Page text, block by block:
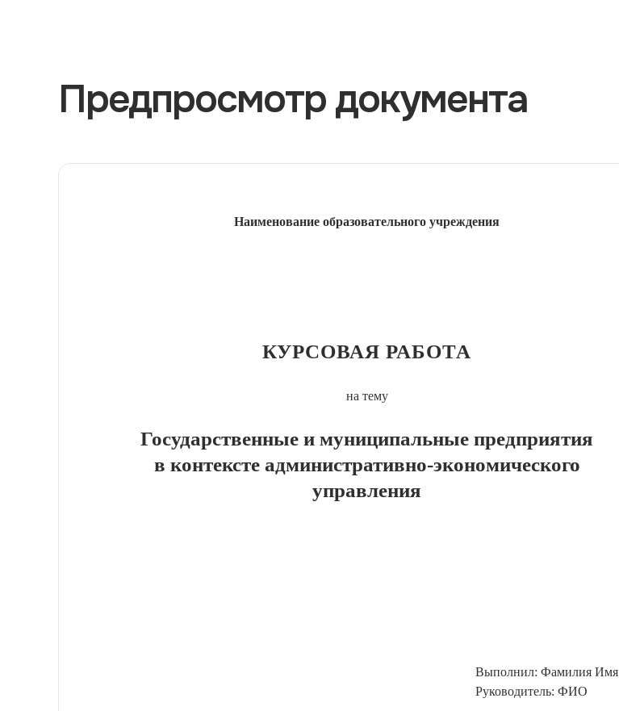
Предпросмотр документа
Наименование образовательного учреждения
КУРСОВАЯ РАБОТА
на тему
Государственные и муниципальные предприятия
в контексте административно-экономического
управления
Выполнил: Фамилия Имя
Руководитель: ФИО